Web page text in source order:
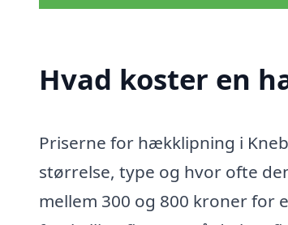
Hvad koster en
Priserne for hækklipning i
størrelse, type og hvor ofte
mellem 300 og 800 kroner for